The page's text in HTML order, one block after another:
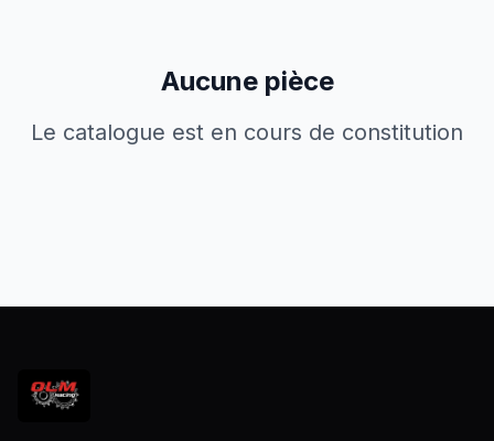
Aucune pièce
Le catalogue est en cours de constitution